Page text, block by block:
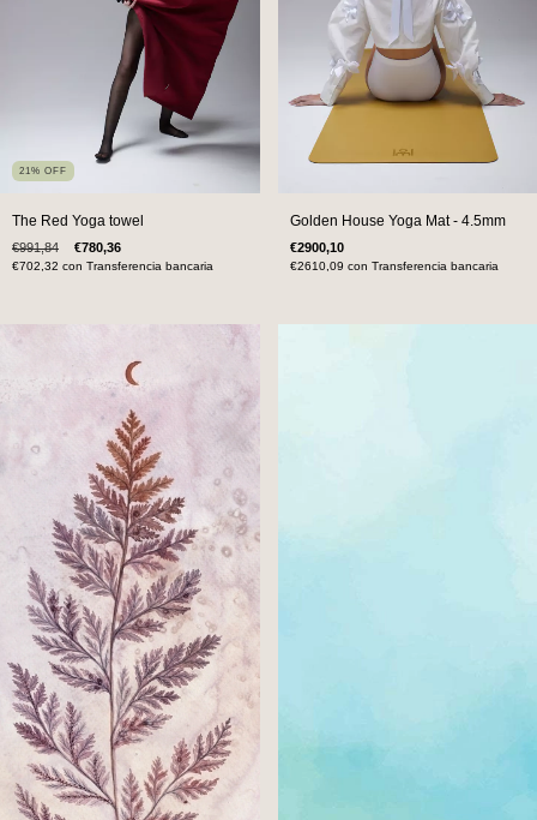
21% OFF
The Red Yoga towel
€991,84 €780,36
€702,32 con Transferencia bancaria
Golden House Yoga Mat - 4.5mm
€2900,10
€2610,09 con Transferencia bancaria